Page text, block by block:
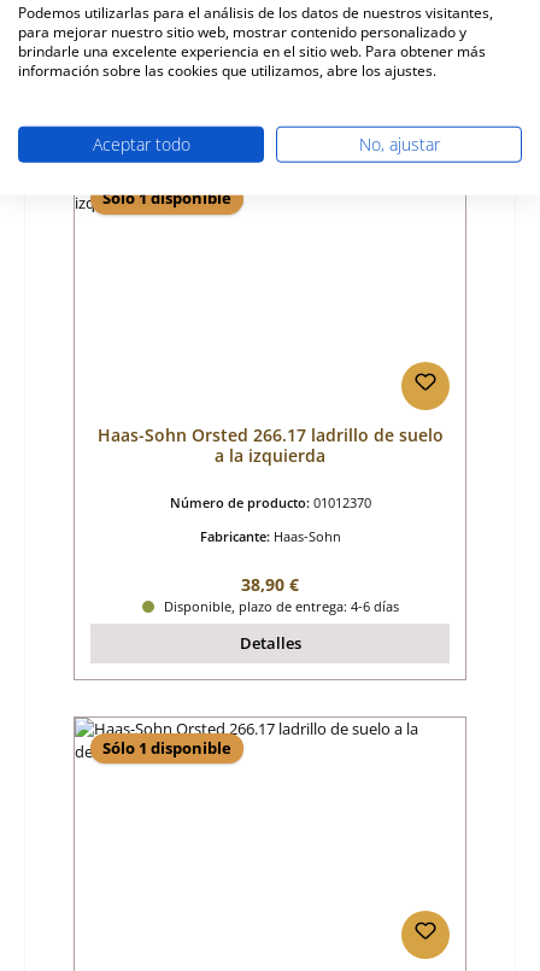
Precio normal:
55,91 €
tiempo de entrega aprox. 2-3 semanas
Sólo 1 disponible
Haas-Sohn Orsted 266.17 ladrillo de suelo
a la izquierda
Número de producto: 01012370
Fabricante: Haas-Sohn
Precio normal:
38,90 €
Disponible, plazo de entrega: 4-6 días
Detalles
Sólo 1 disponible
Podemos utilizarlas para el análisis de los datos de nuestros visitantes,
para mejorar nuestro sitio web, mostrar contenido personalizado y
brindarle una excelente experiencia en el sitio web. Para obtener más
información sobre las cookies que utilizamos, abre los ajustes.
Aceptar todo No, ajustar